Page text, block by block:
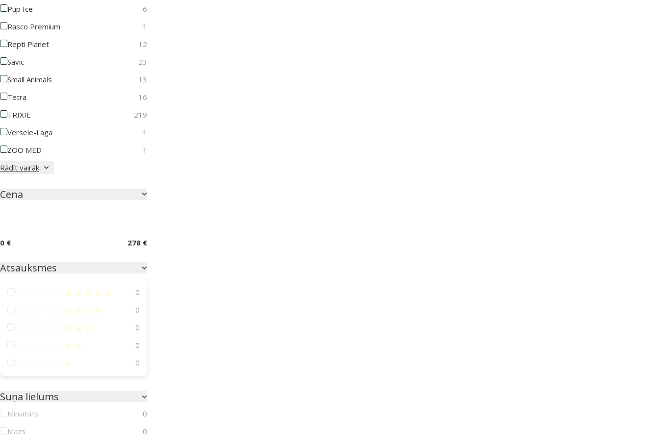
Pup Ice
6
Rasco Premium
1
Repti Planet
12
Savic
23
Small Animals
13
Tetra
16
TRIXIE
219
Versele-Laga
1
ZOO MED
1
Rādīt vairāk
Cena
0 € 278 €
Atsauksmes
Atsauksmes 100%
0
Atsauksmes 80%
0
Atsauksmes 60%
0
Atsauksmes 40%
0
Atsauksmes 20%
0
Suņa lielums
Miniatūrs
0
Mazs
0